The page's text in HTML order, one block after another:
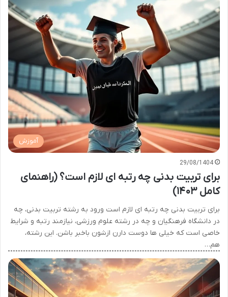
آموزش
29/08/1404
برای تربیت بدنی چه رتبه ای لازم است؟ (راهنمای
کامل ۱۴۰۳)
برای تربیت بدنی چه رتبه ای لازم است ورود به رشته تربیت بدنی، چه
در دانشگاه فرهنگیان و چه در رشته علوم ورزشی، نیازمند رتبه و شرایط
خاصی است که خیلی ها دوست دارن ازشون باخبر باشن. این رشته،
هم…